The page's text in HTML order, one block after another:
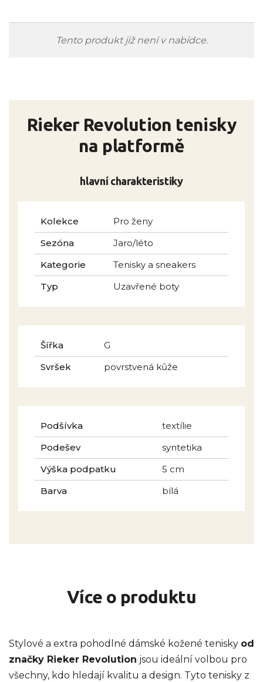
Tento produkt již není v nabídce.
Rieker Revolution tenisky
na platformě
hlavní charakteristiky
Kolekce
Pro ženy
Sezóna
Jaro/léto
Kategorie
Tenisky a sneakers
Typ
Uzavřené boty
Šířka
G
Svršek
povrstvená kůže
Podšívka
textílie
Podešev
syntetika
Výška podpatku
5 cm
Barva
bílá
Více o produktu
Stylové a extra pohodlné dámské kožené tenisky od
značky Rieker Revolution jsou ideální volbou pro
všechny, kdo hledají kvalitu a design. Tyto tenisky z